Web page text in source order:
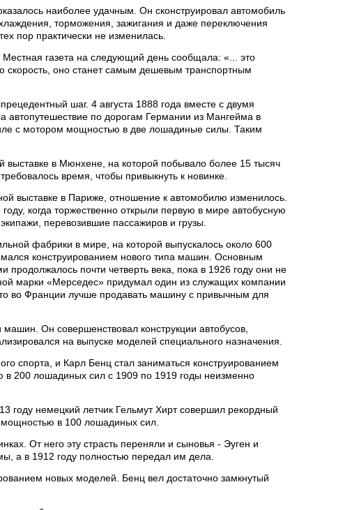
наиболее удачным. Он сконструировал автомобиль
торможения, зажигания и даже переключения
пор практически не изменилась.
газета на следующий день сообщала: «... это
оно станет самым дешевым транспортным
шаг. 4 августа 1888 года вместе с двумя
по дорогам Германии из Мангейма в
с мотором мощностью в две лошадиные силы. Таким
выставке в Мюнхене, на которой побывало более 15 тысяч
время, чтобы привыкнуть к новинке.
выставке в Париже, отношение к автомобилю изменилось.
когда торжественно открыли первую в мире автобусную
перевозившие пассажиров и грузы.
фабрики в мире, на которой выпускалось около 600
конструированием нового типа машин. Основным
почти четверть века, пока в 1926 году они не
марки «Мерседес» придумал один из служащих компании
во Франции лучше продавать машину с привычным для
Он совершенствовал конструкции автобусов,
на выпуске моделей специального назначения.
спорта, и Карл Бенц стал заниматься конструированием
200 лошадиных сил с 1909 по 1919 годы неизменно
немецкий летчик Гельмут Хирт совершил рекордный
в 100 лошадиных сил.
От него эту страсть переняли и сыновья - Эуген и
а в 1912 году полностью передал им дела.
новых моделей. Бенц вел достаточно замкнутый